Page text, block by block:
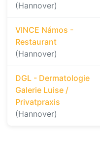
(Hannover)
VINCE Námos -
Restaurant
(Hannover)
DGL - Dermatologie
Galerie Luise /
Privatpraxis
(Hannover)